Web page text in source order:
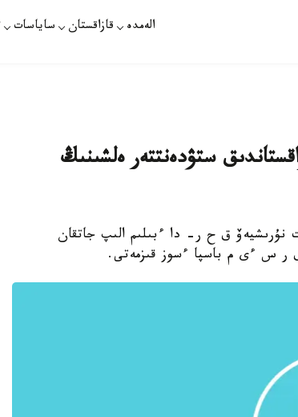
الەمدە قازاقستان ساياسات
ستۋدەنتتەر ەلشىنىڭ
نۇرىشيەۆ ق ح ر- دا ءبىلىم الىپ جاتقان
ق ر س ءى م باسپا ءسوز قىزمەتى.